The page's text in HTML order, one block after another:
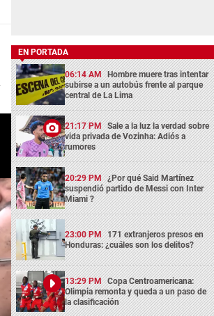
EN PORTADA
06:14 AM Hombre muere tras intentar
subirse a un autobús frente al parque
central de La Lima
21:17 PM Sale a la luz la verdad sobre
vida privada de Vozinha: Adiós a
rumores
20:29 PM ¿Por qué Said Martínez
suspendió partido de Messi con Inter
Miami ?
23:00 PM 171 extranjeros presos en
Honduras: ¿cuáles son los delitos?
13:29 PM Copa Centroamericana:
Olimpia remonta y queda a un paso de
la clasificación